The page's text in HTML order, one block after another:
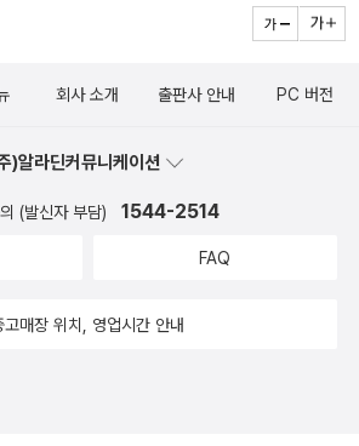
몫]은 아예 존재를 모르던 책이었는데 드
군주론 읽어봤냐, 물어서 그렇다고 하니 자
래, 후다닥 내가 샀다. 다시 읽어보려고.
?? 했었어.' 했다. 내가 읽은게 한 십오년
었던 책인데 사실 그 당시에 그렇게 인상
회사 소개 출판사 안내 PC 버전
)알라딘커뮤니케이션
(발신자 부담) 1544-2514
FAQ
고매장 위치, 영업시간 안내